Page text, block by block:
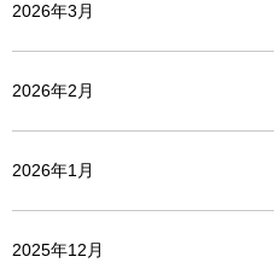
2026年3月
2026年2月
2026年1月
2025年12月